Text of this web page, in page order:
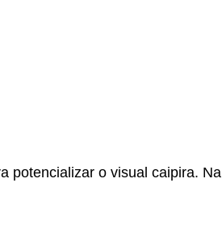
potencializar o visual caipira. Na